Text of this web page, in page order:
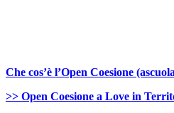
Che cos’è l’Open Coesione
>> Open Coesione a Love in